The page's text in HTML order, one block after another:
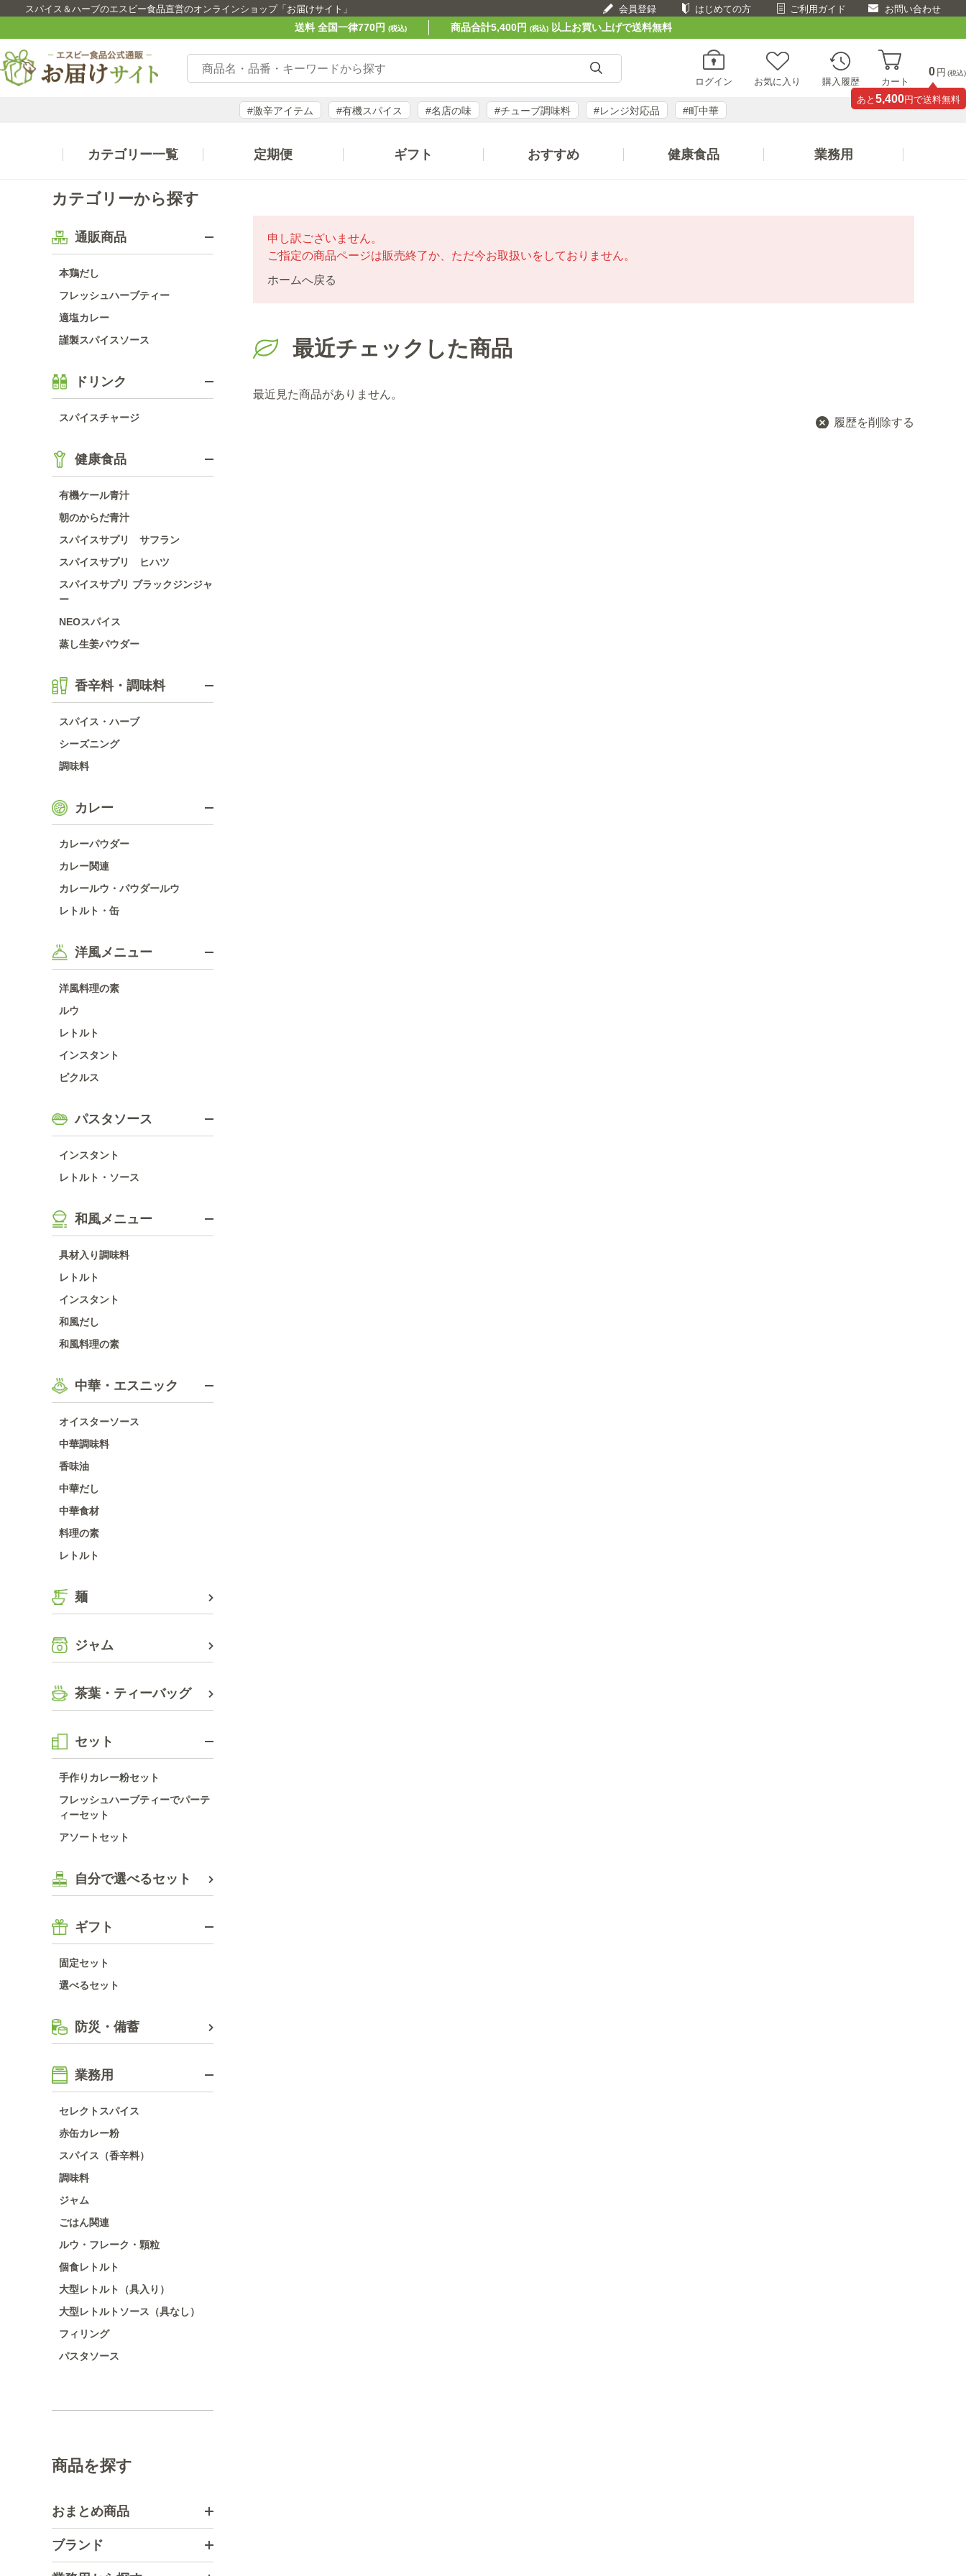
スパイス＆ハーブのエスビー食品直営のオンラインショップ「お届けサイト」 会員登録 はじめての方 ご利用ガイド お問い合わせ
送料 全国一律770円 (税込) 商品合計5,400円 (税込)以上お買い上げで送料無料
ログイン お気に入り 購入履歴 カート
0 円 (税込)
あと 5,400円で送料無料
#激辛アイテム #有機スパイス #名店の味 #チューブ調味料 #レンジ対応品 #町中華
カテゴリー一覧 定期便 ギフト おすすめ 健康食品 業務用
カテゴリーから探す
通販商品
本鶏だし
フレッシュハーブティー
適塩カレー
謹製スパイスソース
ドリンク
スパイスチャージ
健康食品
有機ケール青汁
朝のからだ青汁
スパイスサプリ サフラン
スパイスサプリ ヒハツ
スパイスサプリ ブラックジンジャ
ー
NEOスパイス
蒸し生姜パウダー
香辛料・調味料
スパイス・ハーブ
シーズニング
調味料
カレー
カレーパウダー
カレー関連
カレールウ・パウダールウ
レトルト・缶
洋風メニュー
洋風料理の素
ルウ
レトルト
インスタント
ピクルス
パスタソース
インスタント
レトルト・ソース
和風メニュー
具材入り調味料
レトルト
インスタント
和風だし
和風料理の素
中華・エスニック
オイスターソース
中華調味料
香味油
中華だし
中華食材
料理の素
レトルト
麺
ジャム
茶葉・ティーバッグ
セット
手作りカレー粉セット
フレッシュハーブティーでパーテ
ィーセット
アソートセット
自分で選べるセット
ギフト
固定セット
選べるセット
防災・備蓄
業務用
セレクトスパイス
赤缶カレー粉
スパイス（香辛料）
調味料
ジャム
ごはん関連
ルウ・フレーク・顆粒
個食レトルト
大型レトルト（具入り）
大型レトルトソース（具なし）
フィリング
パスタソース
商品を探す
おまとめ商品
ブランド
申し訳ございません。
ご指定の商品ページは販売終了か、ただ今お取扱いをしておりません。
ホームへ戻る
最近チェックした商品
最近見た商品がありません。
履歴を削除する